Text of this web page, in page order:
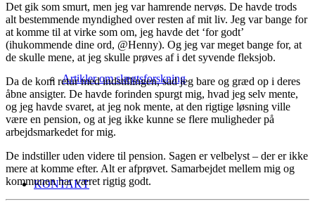
Artikler om slægtsforskning
KONTAKT
Det gik som smurt, men jeg var hamrende nervøs. De havde trods
alt bestemmende myndighed over resten af mit liv. Jeg var bange for
at komme til at virke som om, jeg havde det ‘for godt’
(ihukommende dine ord, @Henny). Og jeg var meget bange for, at
de skulle mene, at jeg skulle prøves af i det syvende fleksjob.
Da de kom retur med indstillingen, sad jeg bare og græd op i deres
åbne ansigter. De havde forinden spurgt mig, hvad jeg selv mente,
og jeg havde svaret, at jeg nok mente, at den rigtige løsning ville
være en pension, og at jeg ikke kunne se flere muligheder på
arbejdsmarkedet for mig.
De indstiller uden videre til pension. Sagen er velbelyst – der er ikke
mere at komme efter. Alt er afprøvet. Samarbejdet mellem mig og
kommunen har været rigtig godt.